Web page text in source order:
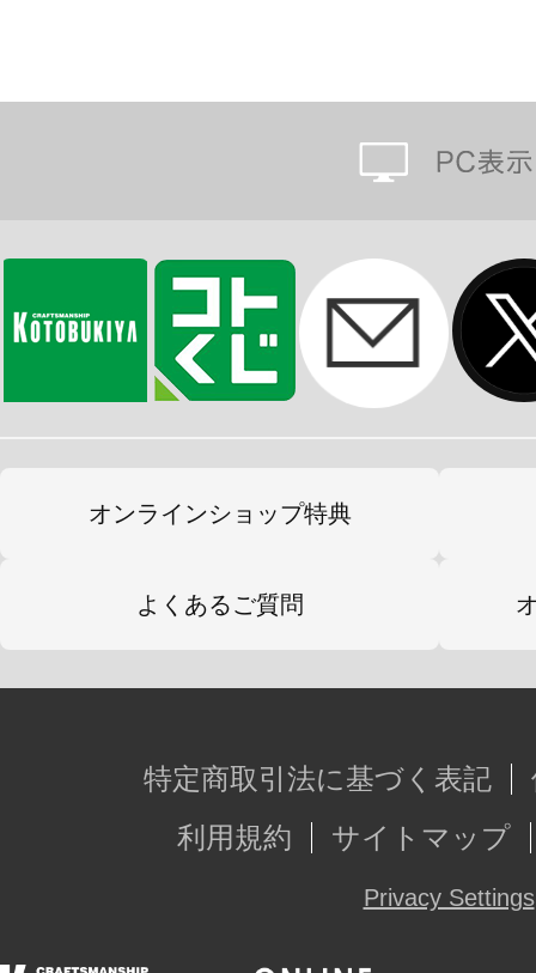
オンラインショップ特典
よくあるご質問
特定商取引法に基づく表記
利用規約
サイトマップ
Privacy Settings